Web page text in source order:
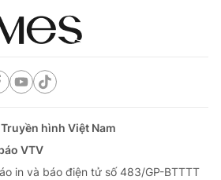
hình Việt Nam
VTV
in và báo điện tử số 483/GP-BTTTT